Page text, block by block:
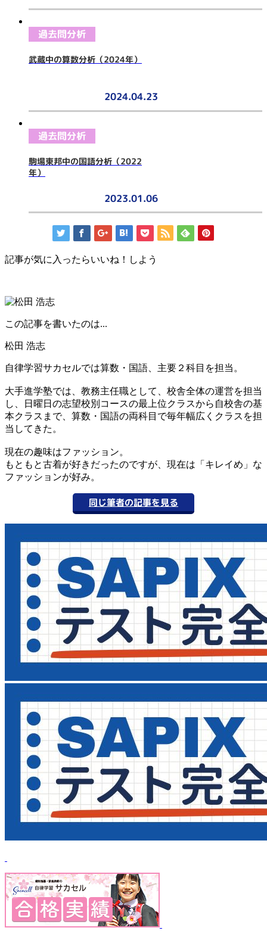
過去問分析
2024.04.23
武蔵中の算数分析（2024年）
過去問分析
2023.01.06
駒場東邦中の国語分析（2022
年）
記事が気に入ったらいいね！しよう
この記事を書いたのは...
松田 浩志
自律学習サカセルでは算数・国語、主要２科目を担当。
大手進学塾では、教務主任職として、校舎全体の運営を担当
し、日曜日の志望校別コースの最上位クラスから自校舎の基
本クラスまで、算数・国語の両科目で毎年幅広くクラスを担
当してきた。
現在の趣味はファッション。
もともと古着が好きだったのですが、現在は「キレイめ」な
ファッションが好み。
同じ筆者の記事を見る